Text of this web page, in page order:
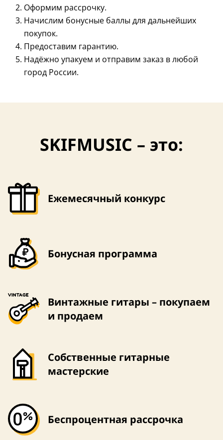
Оформим рассрочку.
Начислим бонусные баллы для дальнейших
покупок.
Предоставим гарантию.
Надёжно упакуем и отправим заказ в любой
город России.
SKIFMUSIC – это:
Ежемесячный конкурс
Бонусная программа
Винтажные гитары – покупаем
и продаем
Собственные гитарные
мастерские
Беспроцентная рассрочка